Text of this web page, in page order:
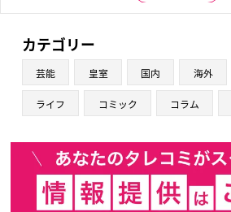
カテゴリー
芸能 皇室 国内 海外
ライフ コミック コラム